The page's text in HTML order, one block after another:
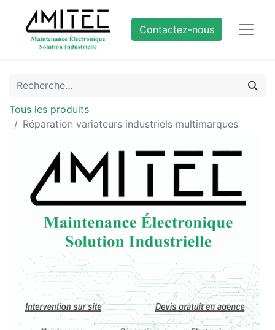
Contactez-nous
Tous les produits
Réparation variateurs industriels multimarques